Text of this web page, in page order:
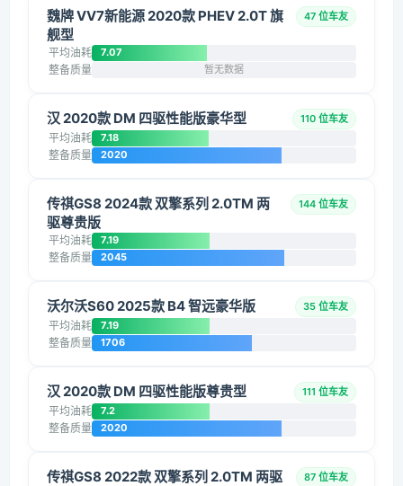
魏牌 VV7新能源 2020款 PHEV 2.0T 旗
舰型
47 位车友
平均油耗 7.07
整备质量 暂无数据
汉 2020款 DM 四驱性能版豪华型 110 位车友
平均油耗 7.18
整备质量 2020
传祺GS8 2024款 双擎系列 2.0TM 两
驱尊贵版
144 位车友
平均油耗 7.19
整备质量 2045
沃尔沃S60 2025款 B4 智远豪华版 35 位车友
平均油耗 7.19
整备质量 1706
汉 2020款 DM 四驱性能版尊贵型 111 位车友
平均油耗 7.2
整备质量 2020
传祺GS8 2022款 双擎系列 2.0TM 两驱
87 位车友